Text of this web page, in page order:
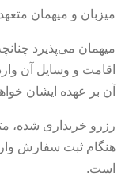
میزبان و میهمان
میهمان می‌پذیرد
اقامت و وسایل آن
آن بر عهده ایشان
رزرو خریداری شده،
هنگام ثبت سفارش
است.